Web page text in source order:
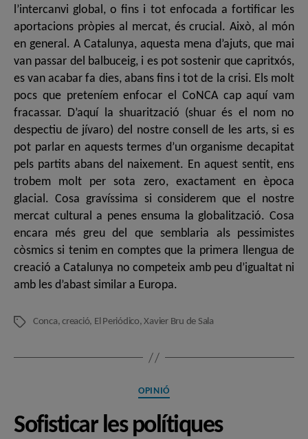
l’intercanvi global, o fins i tot enfocada a fortificar les
aportacions pròpies al mercat, és crucial. Això, al món
en general. A Catalunya, aquesta mena d’ajuts, que mai
van passar del balbuceig, i es pot sostenir que capritxós,
es van acabar fa dies, abans fins i tot de la crisi. Els molt
pocs que preteníem enfocar el CoNCA cap aquí vam
fracassar. D’aquí la shuarització (shuar és el nom no
despectiu de jívaro) del nostre consell de les arts, si es
pot parlar en aquests termes d’un organisme decapitat
pels partits abans del naixement. En aquest sentit, ens
trobem molt per sota zero, exactament en època
glacial. Cosa gravíssima si considerem que el nostre
mercat cultural a penes ensuma la globalització. Cosa
encara més greu del que semblaria als pessimistes
còsmics si tenim en comptes que la primera llengua de
creació a Catalunya no competeix amb peu d’igualtat ni
amb les d’abast similar a Europa.
Etiquetes
Conca,creació, El Periódico,Xavier Bru de Sala
Categories
OPINIÓ
Sofisticar les polítiques